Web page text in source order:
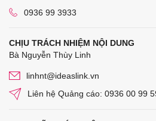
0936 99 3933
CHỊU TRÁCH NHIỆM NỘI DUNG
Bà Nguyễn Thùy Linh
linhnt@ideaslink.vn
Liên hệ Quảng cáo: 0936 00 99